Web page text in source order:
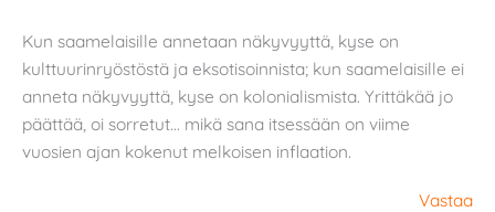
Kun saamelaisille annetaan näkyvyyttä, kyse on
kulttuurinryöstöstä ja eksotisoinnista; kun saamelaisille ei
anneta näkyvyyttä, kyse on kolonialismista. Yrittäkää jo
päättää, oi sorretut… mikä sana itsessään on viime
vuosien ajan kokenut melkoisen inflaation.
Vastaa